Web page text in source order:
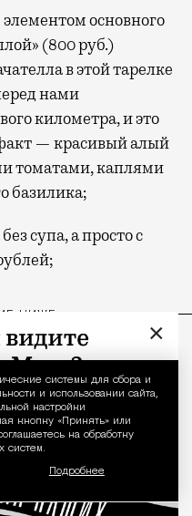
системы для сбора и
и использовании сайта,
настройки
кнопку «Принять» или
на обработку
систем.
Подробнее
воздушных
— тоже.
бизнес-залы
Причем
более
миру.
основного
(800 руб.)
в этой тарелке
нами
километра, и это
— красивый алый
томатами, каплями
базилика;
супа, а просто с
НИЖЕ
×